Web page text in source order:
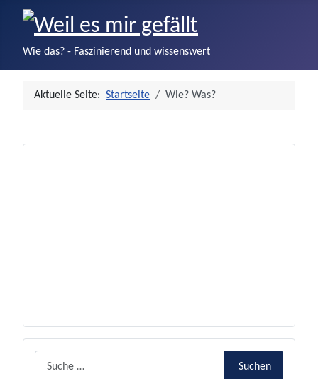
Wie das? - Faszinierend und wissenswert
Aktuelle Seite: Startseite Wie? Was?
Suchen